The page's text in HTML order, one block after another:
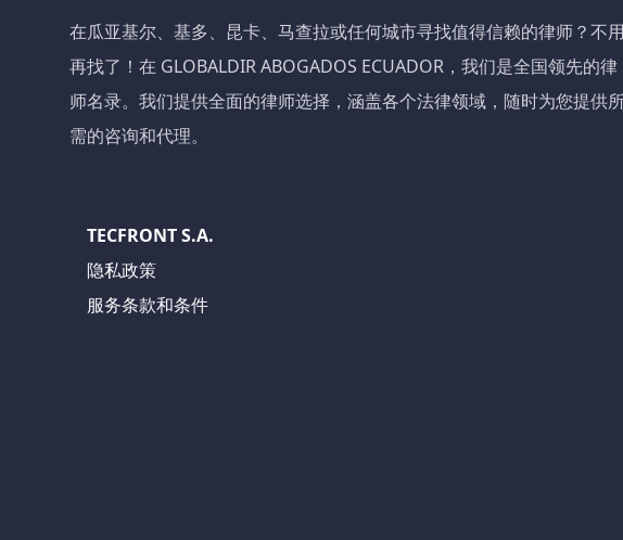
在瓜亚基尔、基多、昆卡、马查拉或任何城市寻找值得信赖的律师？不用
再找了！在 GLOBALDIR ABOGADOS ECUADOR，我们是全国领先的律
师名录。我们提供全面的律师选择，涵盖各个法律领域，随时为您提供
需的咨询和代理。
TECFRONT S.A.
隐私政策
服务条款和条件